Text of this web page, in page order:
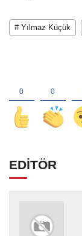
# Yılmaz Küçük
EDİTÖR